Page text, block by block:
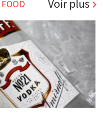
FOOD Voir plus